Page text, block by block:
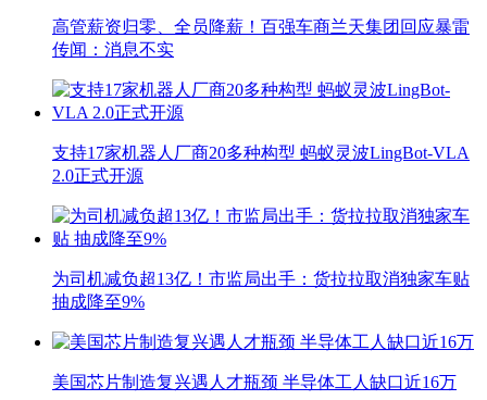
高管薪资归零、全员降薪！百强车商兰天集团回应暴雷
传闻：消息不实
支持17家机器人厂商20多种构型 蚂蚁灵波LingBot-VLA
2.0正式开源
为司机减负超13亿！市监局出手：货拉拉取消独家车贴
抽成降至9%
美国芯片制造复兴遇人才瓶颈 半导体工人缺口近16万